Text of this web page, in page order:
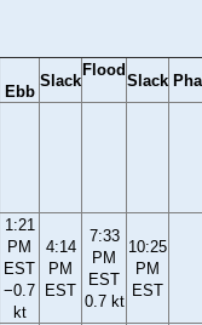
Ebb
Slack
Flood
Slack
1:21
PM
EST
−0.7
kt
4:14
PM
EST
7:33
PM
EST
0.7 kt
10:25
PM
EST